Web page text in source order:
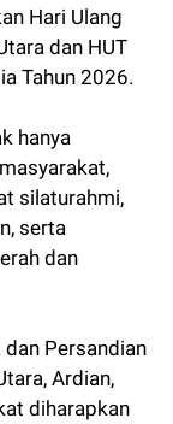
Hari Ulang
dan HUT
Tahun 2026.
hanya
silaturahmi,
serta
dan
Persandian
Ardian,
diharapkan